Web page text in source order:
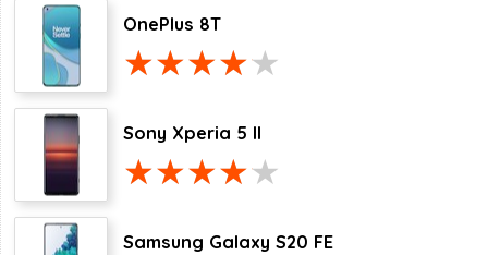
OnePlus 8T
Sony Xperia 5 II
Samsung Galaxy S20 FE